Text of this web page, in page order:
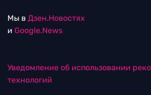
Мы в Дзен.Новостях
и Google.News
Уведомление об использовании
технологий